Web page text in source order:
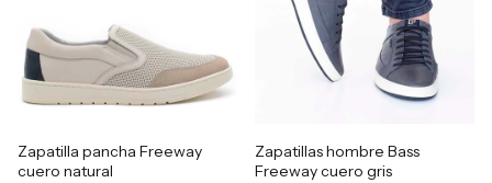
Zapatilla pancha Freeway
cuero natural
Zapatillas hombre Bass
Freeway cuero gris